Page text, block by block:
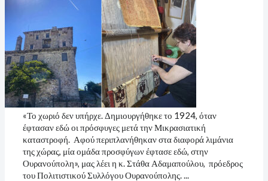
«Το χωριό δεν υπήρχε. Δημιουργήθηκε το 1924, όταν
έφτασαν εδώ οι πρόσφυγες μετά την Μικρασιατική
καταστροφή. Αφού περιπλανήθηκαν στα διαφορά λιμάνια
της χώρας, μία ομάδα προσφύγων έφτασε εδώ, στην
Ουρανούπολη», μας λέει η κ. Στάθα Αδαμαπούλου, πρόεδρος
του Πολιτιστικού Συλλόγου Ουρανούπολης. ...